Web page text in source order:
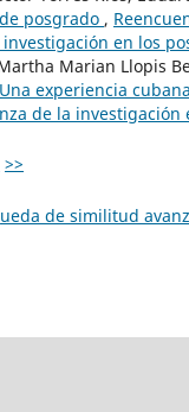
posgrado ,
en los
Marian Llopis
experiencia cubana
de la
>>
de similitud